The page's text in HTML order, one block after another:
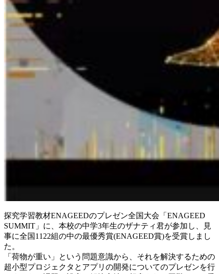
探究学習教材ENAGEEDのプレゼン全国大会「ENAGEED
SUMMIT」に、本校の中学3年生のザナティ君が参加し、見
事に全国1122組の中の最優秀賞(ENAGEED賞)を受賞しまし
た。
「荷物が重い」という問題意識から、それを解決するための
超小型プロジェクタとアプリの開発についてのプレゼンを行